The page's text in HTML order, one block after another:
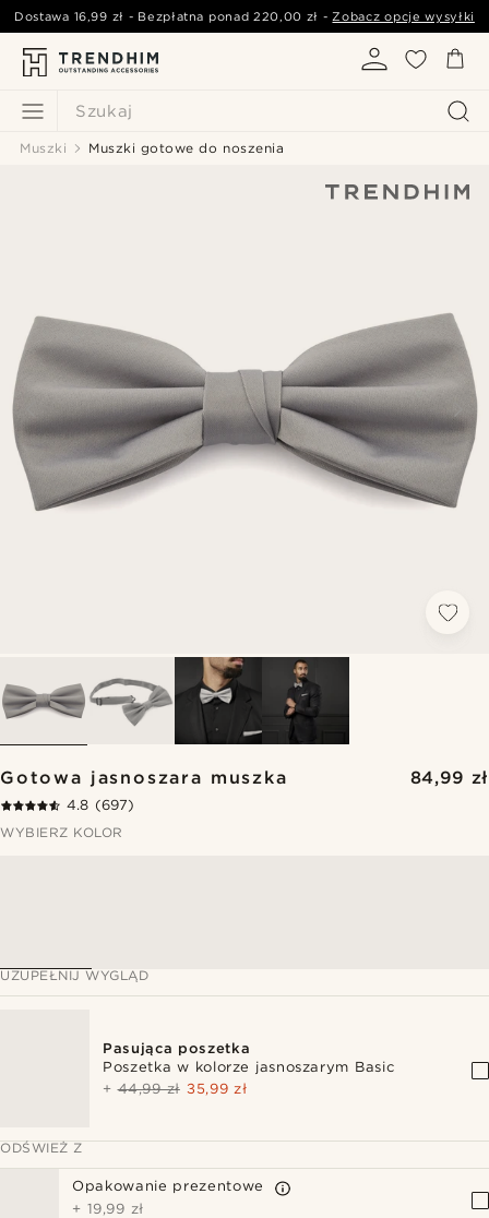
Szukaj
Dostawa 16,99 zł - Bezpłatna ponad220,00 zł -Zobacz opcje wysyłki
Muszki Muszki gotowe do noszenia
Gotowa jasnoszara muszka 84,99 zł
4.8 (697)
WYBIERZ KOLOR
UZUPEŁNIJ WYGLĄD
Pasująca poszetka
Poszetka w kolorze jasnoszarym Basic
+44,99 zł 35,99 zł
ODŚWIEŻ Z
Opakowanie prezentowe
+ 19,99 zł